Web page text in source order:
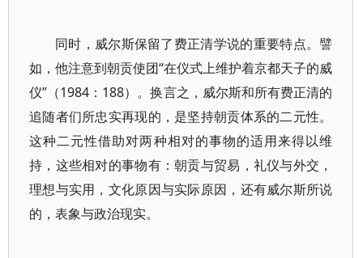
同时，威尔斯保留了费正清学说的重要特点。譬
如，他注意到朝贡使团“在仪式上维护着京都天子的威
仪”（1984：188）。换言之，威尔斯和所有费正清的
追随者们所忠实再现的，是坚持朝贡体系的二元性。
这种二元性借助对两种相对的事物的适用来得以维
持，这些相对的事物有：朝贡与贸易，礼仪与外交，
理想与实用，文化原因与实际原因，还有威尔斯所说
的，表象与政治现实。